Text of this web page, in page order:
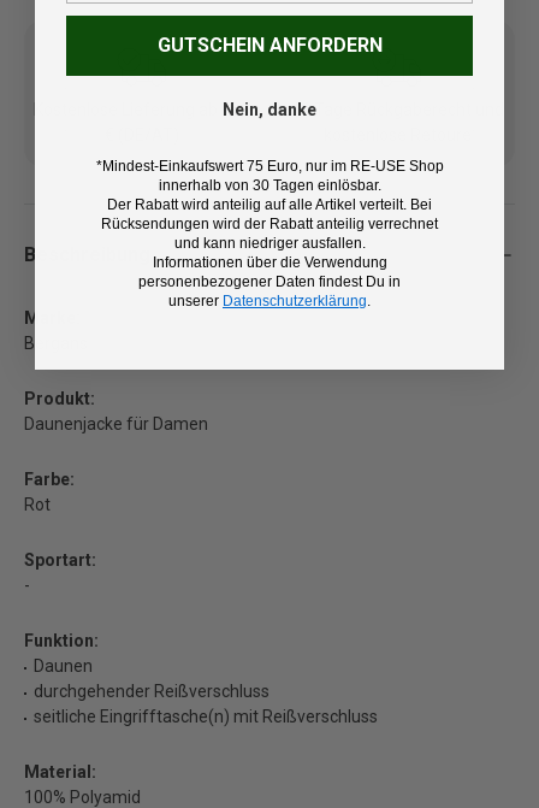
Kostenlose Lieferung ab 100
14 Tage Rückgaberecht und
Beschreibung
Marke:
Bergans
Produkt:
Daunenjacke für Damen
Farbe:
Rot
Sportart:
-
Funktion:
Daunen
durchgehender Reißverschluss
seitliche Eingrifftasche(n) mit Reißverschluss
Material:
100% Polyamid
GUTSCHEIN ANFORDERN
Nein, danke
*Mindest-Einkaufswert 75 Euro, nur im RE-USE Shop
innerhalb von 30 Tagen einlösbar.
Der Rabatt wird anteilig auf alle Artikel verteilt. Bei
Rücksendungen wird der Rabatt anteilig verrechnet
und kann niedriger ausfallen.
Informationen über die Verwendung
personenbezogener Daten findest Du in
unserer Datenschutzerklärung.